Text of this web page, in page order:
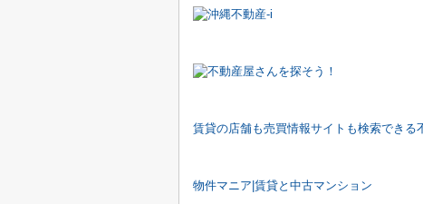
賃貸の店舗も売買情報サイトも検索できる
物件マニア|賃貸と中古マンション